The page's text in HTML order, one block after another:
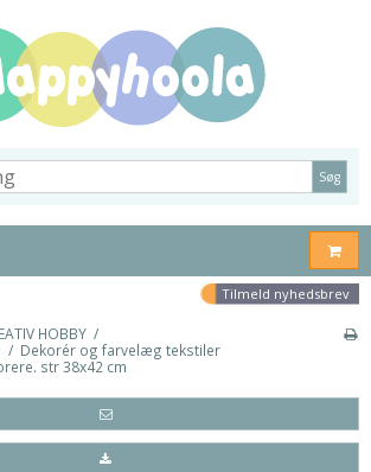
Søg
Tilmeld nyhedsbrev
HOBBY /
/ Dekorér og farvelæg tekstiler
str 38x42 cm